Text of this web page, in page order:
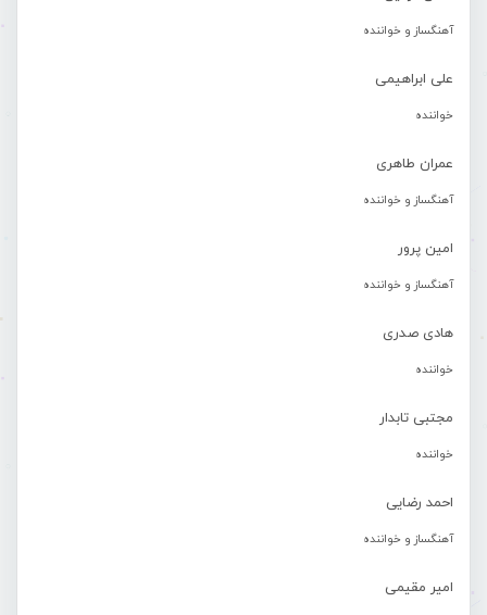
آهنگساز و خواننده
علی ابراهیمی
خواننده
عمران طاهری
آهنگساز و خواننده
امین پرور
آهنگساز و خواننده
هادی صدری
خواننده
مجتبی تابدار
خواننده
احمد رضایی
آهنگساز و خواننده
امیر مقیمی